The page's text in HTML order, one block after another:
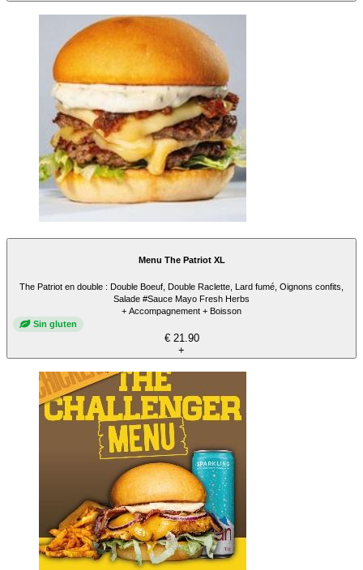
Menu The Patriot XL
The Patriot en double : Double Boeuf, Double Raclette, Lard fumé, Oignons confits,
Salade #Sauce Mayo Fresh Herbs
+ Accompagnement + Boisson
Sin gluten
€ 21.90
+